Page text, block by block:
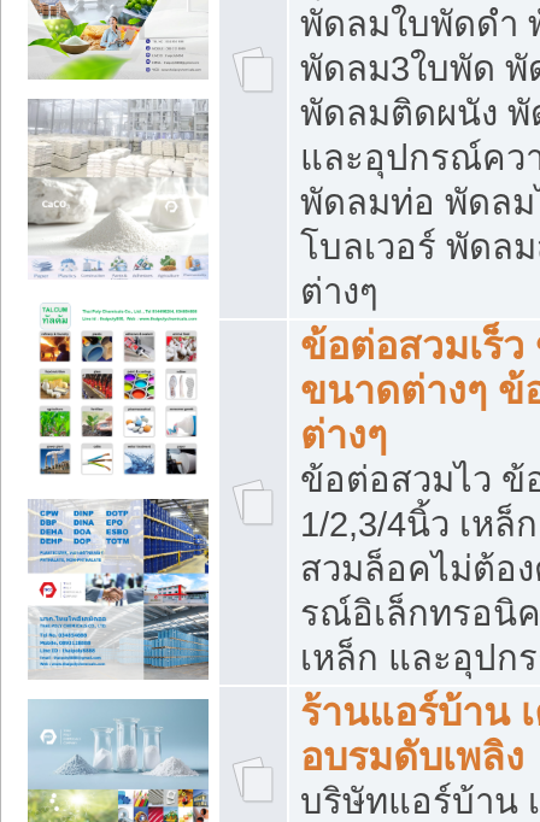
พัดลมใบพัดดำ
พัดลม3ใบพัด พั
พัดลมติดผนัง
และอุปกรณ์คว
พัดลมท่อ พัดลม
โบลเวอร์ พัดล
ต่างๆ
ข้อต่อสวมเร็
ขนาดต่างๆ ข้
ต่างๆ
ข้อต่อสวมไว ข้
1/2,3/4นิ้ว เหล็
สวมล็อคไม่ต้อ
รณ์อิเล็กทรอนิ
เหล็ก และอุปก
ร้านแอร์บ้าน
อบรมดับเพลิง
บริษัทแอร์บ้าน